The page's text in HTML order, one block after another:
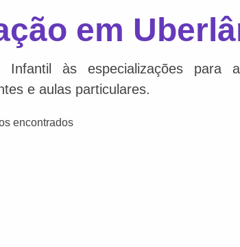
em
Infantil às especializações para
e aulas particulares.
encontrados